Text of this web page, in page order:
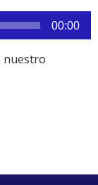
00:00
nuestro